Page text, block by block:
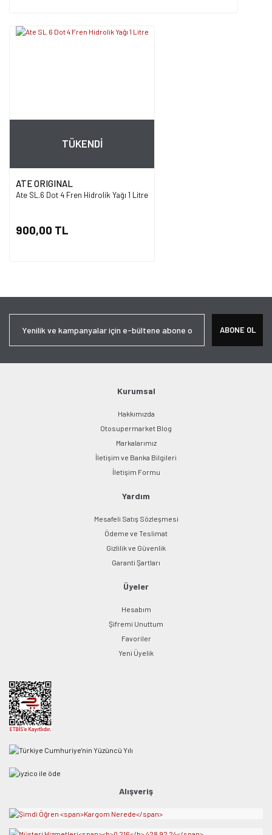
TÜKENDİ
ATE ORIGINAL
Ate SL.6 Dot 4 Fren Hidrolik Yağı 1 Litre
900,00 TL
ABONE OL
Kurumsal
Hakkımızda
Otosupermarket Blog
Markalarımız
İletişim ve Banka Bilgileri
İletişim Formu
Yardım
Mesafeli Satış Sözleşmesi
Ödeme ve Teslimat
Gizlilik ve Güvenlik
Garanti Şartları
Üyeler
Hesabım
Şifremi Unuttum
Favoriler
Yeni Üyelik
Alışveriş